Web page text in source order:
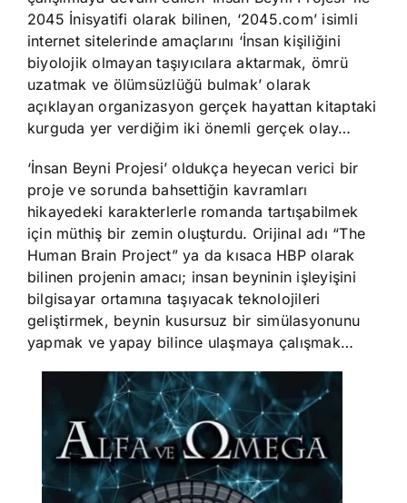
2045 İnisyatifi olarak bilinen, ‘2045.com’ isimli
internet sitelerinde amaçlarını ‘İnsan kişiliğini
biyolojik olmayan taşıyıcılara aktarmak, ömrü
uzatmak ve ölümsüzlüğü bulmak’ olarak
açıklayan organizasyon gerçek hayattan kitaptaki
kurguda yer verdiğim iki önemli gerçek olay…
‘İnsan Beyni Projesi’ oldukça heyecan verici bir
proje ve sorunda bahsettiğin kavramları
hikayedeki karakterlerle romanda tartışabilmek
için müthiş bir zemin oluşturdu. Orijinal adı “The
Human Brain Project” ya da kısaca HBP olarak
bilinen projenin amacı; insan beyninin işleyişini
bilgisayar ortamına taşıyacak teknolojileri
geliştirmek, beynin kusursuz bir simülasyonunu
yapmak ve yapay bilince ulaşmaya çalışmak…